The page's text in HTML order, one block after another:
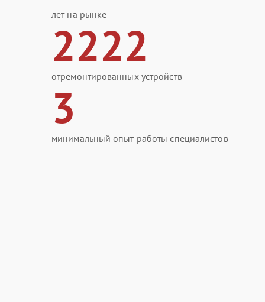
лет на рынке
2222
отремонтированных устройств
3
минимальный опыт работы специалистов